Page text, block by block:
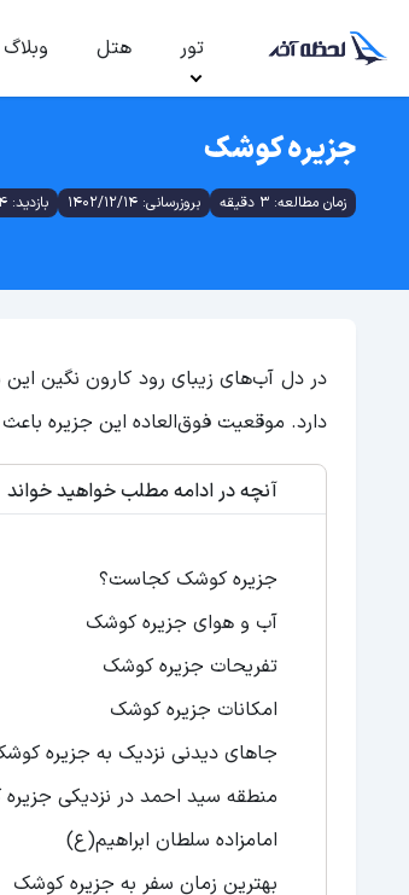
تور هتل
جزیره کوشک
زمان مطالعه: 3 دقیقه بروزرسانی: 1402/12/14 بازدید: 10884
در دل آب‌های زیبای رود کارون نگین
دارد. موقعیت فوق‌العاده این جزیره
آنچه در ادامه مطلب خواهید خواند
جزیره کوشک کجاست؟
آب و هوای جزیره کوشک
تفریحات جزیره کوشک
امکانات جزیره کوشک
جاهای دیدنی نزدیک به جزیره
منطقه سید احمد در نزدیکی
امامزاده سلطان ابراهیم(ع)
بهترین زمان سفر به جزیره کوشک